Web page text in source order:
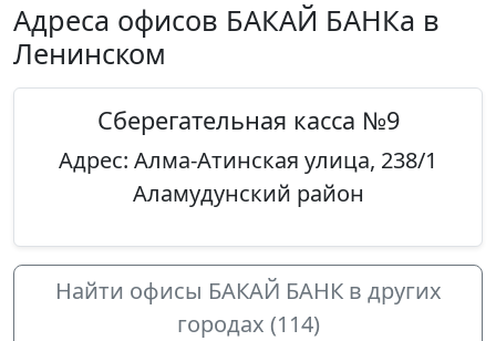
Адреса офисов БАКАЙ БАНКа в
Ленинском
Сберегательная касса №9
Адрес: Алма-Атинская улица, 238/1
Аламудунский район
Найти офисы БАКАЙ БАНК в других
городах (114)